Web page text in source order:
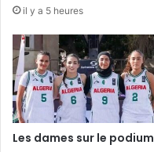
il y a 5 heures
Les dames sur le podium